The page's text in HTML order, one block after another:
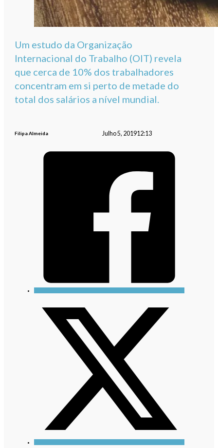
Um estudo da Organização
Internacional do Trabalho (OIT) revela
que cerca de 10% dos trabalhadores
concentram em si perto de metade do
total dos salários a nível mundial.
Filipa Almeida Julho 5, 201912:13